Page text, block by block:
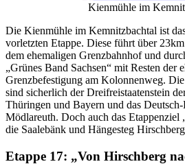
Kienmühle im
Die Kienmühle im Kemnitzbachtal ist
vorletzten Etappe. Diese führt über
dem ehemaligen Grenzbahnhof und
„Grünes Band Sachsen“ mit Resten der
Grenzbefestigung am Kolonnenweg.
sind sicherlich der Dreifreistaatenstein
Thüringen und Bayern und das
Mödlareuth. Doch auch das Etappenziel
die Saalebänk und Hängesteg
Etappe 17: „Von Hirschberg